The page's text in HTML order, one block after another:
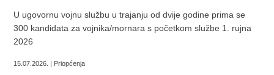
U ugovornu vojnu službu u trajanju od dvije godine prima se
300 kandidata za vojnika/mornara s početkom službe 1. rujna
2026
15.07.2026. | Priopćenja